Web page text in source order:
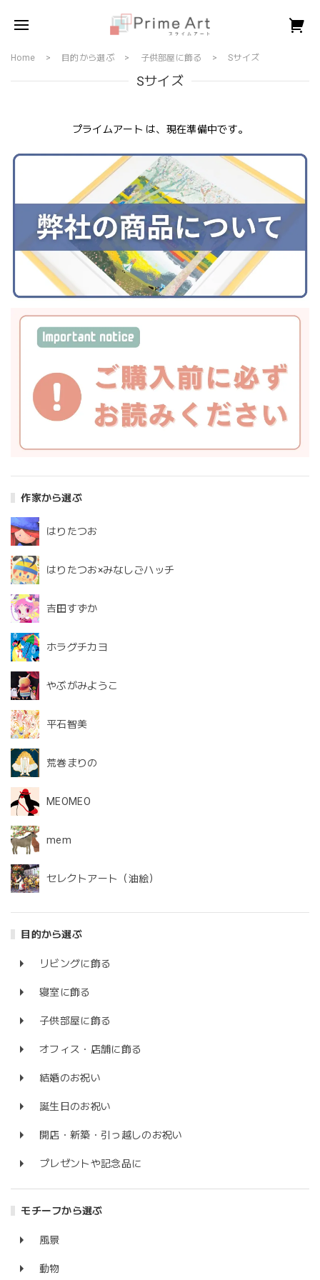
作家から選ぶ
はりたつお
はりたつお×みなしごハッチ
吉田すずか
ホラグチカヨ
やぶがみようこ
平石智美
荒巻まりの
MEOMEO
mem
セレクトアート（油絵）
目的から選ぶ
リビングに飾る
寝室に飾る
子供部屋に飾る
オフィス・店舗に飾る
結婚のお祝い
誕生日のお祝い
開店・新築・引っ越しのお祝い
プレゼントや記念品に
モチーフから選ぶ
風景
動物
Home 目的から選ぶ 子供部屋に飾る Sサイズ
Sサイズ
プライムアート は、現在準備中です。